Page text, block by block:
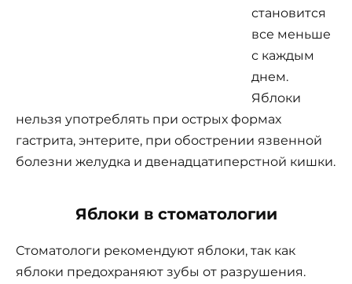
становится
все меньше
с каждым
днем.
Яблоки
нельзя употреблять при острых формах
гастрита, энтерите, при обострении язвенной
болезни желудка и двенадцатиперстной кишки.
Яблоки в стоматологии
Стоматологи рекомендуют яблоки, так как
яблоки предохраняют зубы от разрушения.